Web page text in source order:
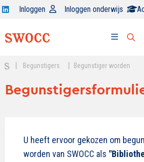
Open
op
Inloggen Inloggen onderwijs
menu
Open
Begunstigers Begunstiger worden
U heeft ervoor gekozen om
worden van SWOCC als